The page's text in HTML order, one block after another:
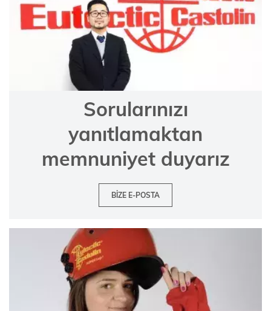
Sorularınızı
yanıtlamaktan
memnuniyet duyarız
BIZE E-POSTA